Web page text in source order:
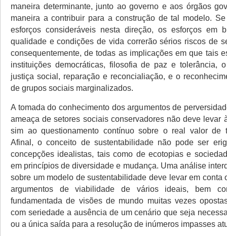
maneira determinante, junto ao governo e aos órgãos
maneira a contribuir para a construção de tal modelo.
esforços consideráveis nesta direção, os esforços em
qualidade e condições de vida correrão sérios riscos de
consequentemente, de todas as implicações em que tais
instituições democráticas, filosofia de paz e tolerância,
justiça social, reparação e reconcialiação, e o
de grupos sociais marginalizados.
A tomada do conhecimento dos argumentos de
ameaça de setores sociais conservadores não deve levar
sim ao questionamento contínuo sobre o real valor de
Afinal, o conceito de sustentabilidade não pode ser
concepções idealistas, tais como de ecotopias e
em princípios de diversidade e mudança. Uma análise
sobre um modelo de sustentabilidade deve levar em conta
argumentos de viabilidade de vários ideais, bem
fundamentada de visões de mundo muitas vezes
com seriedade a ausência de um cenário que seja
ou a única saída para a resolução de inúmeros impasses